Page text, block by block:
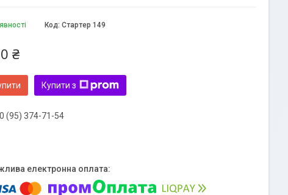
Код: Стартер 149
₴
Купити з
(95) 374-71-54